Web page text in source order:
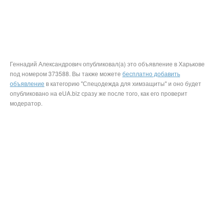
Геннадий Александрович опубликовал(а) это объявление в Харькове
под номером 373588. Вы также можете бесплатно добавить
объявление в категорию "Спецодежда для химзащиты" и оно будет
опубликовано на eUA.biz сразу же после того, как его проверит
модератор.